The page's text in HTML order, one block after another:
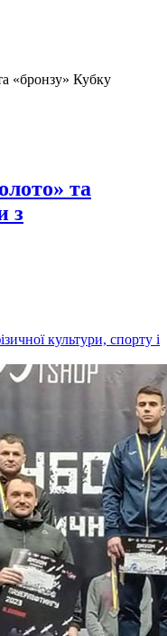
«бронзу» Кубку
та
з
культури, спорту і